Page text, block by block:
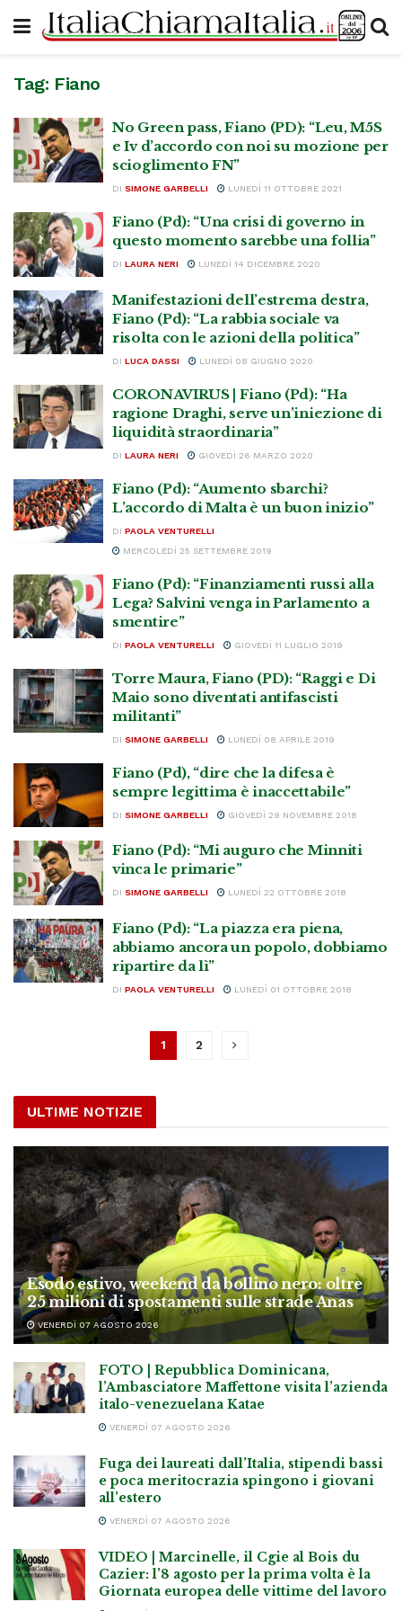
Tag: Fiano
No Green pass, Fiano (PD): “Leu, M5S
e Iv d’accordo con noi su mozione per
scioglimento FN”
DI SIMONE GARBELLI LUNEDÌ 11 OTTOBRE 2021
Fiano (Pd): “Una crisi di governo in
questo momento sarebbe una follia”
DI LAURA NERI LUNEDÌ 14 DICEMBRE 2020
Manifestazioni dell’estrema destra,
Fiano (Pd): “La rabbia sociale va
risolta con le azioni della politica”
DI LUCA DASSI LUNEDÌ 08 GIUGNO 2020
CORONAVIRUS | Fiano (Pd): “Ha
ragione Draghi, serve un’iniezione di
liquidità straordinaria”
DI LAURA NERI GIOVEDÌ 26 MARZO 2020
Fiano (Pd): “Aumento sbarchi?
L’accordo di Malta è un buon inizio”
DI PAOLA VENTURELLI
MERCOLEDÌ 25 SETTEMBRE 2019
Fiano (Pd): “Finanziamenti russi alla
Lega? Salvini venga in Parlamento a
smentire”
DI PAOLA VENTURELLI GIOVEDÌ 11 LUGLIO 2019
Torre Maura, Fiano (PD): “Raggi e Di
Maio sono diventati antifascisti
militanti”
DI SIMONE GARBELLI LUNEDÌ 08 APRILE 2019
Fiano (Pd), “dire che la difesa è
sempre legittima è inaccettabile”
DI SIMONE GARBELLI GIOVEDÌ 29 NOVEMBRE 2018
Fiano (Pd): “Mi auguro che Minniti
vinca le primarie”
DI SIMONE GARBELLI LUNEDÌ 22 OTTOBRE 2018
Fiano (Pd): “La piazza era piena,
abbiamo ancora un popolo, dobbiamo
ripartire da lì”
DI PAOLA VENTURELLI LUNEDÌ 01 OTTOBRE 2018
1 2
ULTIME NOTIZIE
Esodo estivo, weekend da bollino nero: oltre
25 milioni di spostamenti sulle strade Anas
VENERDÌ 07 AGOSTO 2026
FOTO | Repubblica Dominicana,
l’Ambasciatore Maffettone visita l’azienda
italo-venezuelana Katae
VENERDÌ 07 AGOSTO 2026
Fuga dei laureati dall’Italia, stipendi bassi
e poca meritocrazia spingono i giovani
all’estero
VENERDÌ 07 AGOSTO 2026
VIDEO | Marcinelle, il Cgie al Bois du
Cazier: l’8 agosto per la prima volta è la
Giornata europea delle vittime del lavoro